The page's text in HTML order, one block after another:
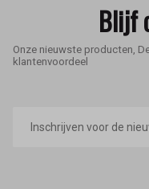
Blijf
Onze nieuwste producten,
klantenvoordeel
mailadres